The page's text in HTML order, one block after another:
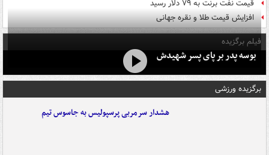
قیمت نفت برنت به ۷۹ دلار رسید
افزایش قیمت طلا و نقره جهانی
فیلم برگزیده
بوسه‌ پدر بر پای پسر شهیدش
برگزیده ورزشی
هشدار سرمربی پرسپولیس به جاسوس تیم